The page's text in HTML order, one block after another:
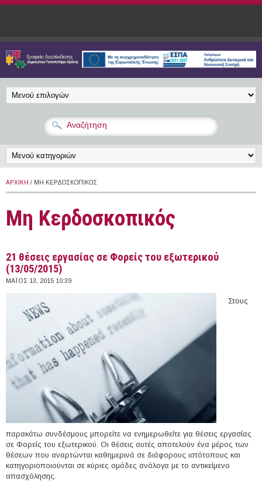
Παράκαμψη προς το κυρίως περιεχόμενο
ΑΡΧΙΚΉ / ΜΗ ΚΕΡΔΟΣΚΟΠΙΚΌΣ
Μη Κερδοσκοπικός
21 θέσεις εργασίας σε Φορείς του εξωτερικού
(13/05/2015)
ΜΆΙΟΣ 13, 2015 10:39
Στους
παρακάτω συνδέσμους μπορείτε να ενημερωθείτε για θέσεις εργασίας
σε Φορείς του εξωτερικού. Οι θέσεις αυτές αποτελούν ένα μέρος των
θέσεων που αναρτώνται καθημερινά σε διάφορους ιστότοπους και
κατηγοριοποιούνται σε κύριες ομάδες ανάλογα με το αντικείμενο
απασχόλησης.